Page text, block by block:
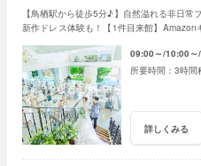
【鳥栖駅から徒歩5分♪】自然溢れる非日
新作ドレス体験も！【1件目来館】Amazon
09:00～ 10:00～
3時間
詳しくみる